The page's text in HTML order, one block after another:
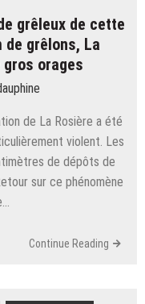
grêleux de cette
de grêlons, La
orages
de La Rosière a été
violent. Les
de dépôts de
sur ce phénomène
Continue Reading